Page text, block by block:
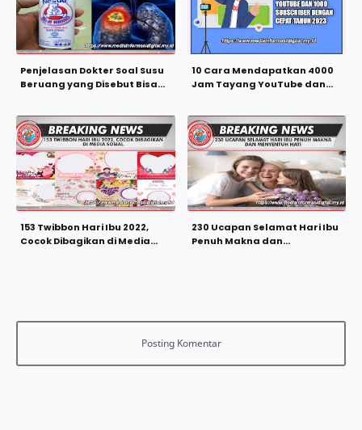
Penjelasan Dokter Soal Susu
Beruang yang Disebut Bisa
10 Cara Mendapatkan 4000
Jam Tayang YouTube dan
153 Twibbon Hari Ibu 2022,
Cocok Dibagikan di Media
230 Ucapan Selamat Hari Ibu
Penuh Makna dan